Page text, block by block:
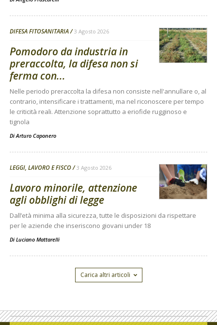
DIFESA FITOSANITARIA 3 Agosto 2026
Pomodoro da industria in
preraccolta, la difesa non si
ferma con...
Nelle periodo preraccolta la difesa non consiste nell'annullare o, al
contrario, intensificare i trattamenti, ma nel riconoscere per tempo
le criticità reali. Attenzione soprattutto a eriofide rugginoso e
tignola
DiArturo Caponero
LEGGI, LAVORO E FISCO 3 Agosto 2026
Lavoro minorile, attenzione
agli obblighi di legge
Dall’età minima alla sicurezza, tutte le disposizioni da rispettare
per le aziende che inseriscono giovani under 18
Di Luciano Mattarelli
Carica altri articoli